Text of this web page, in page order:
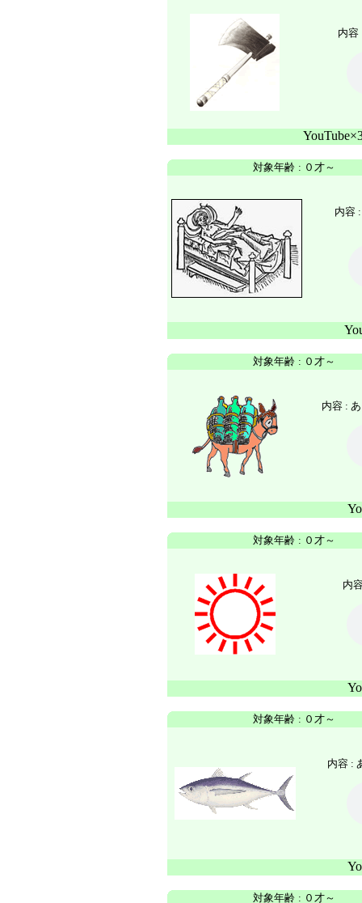
内
対象年齢 : ０才～
内容
対象年齢 : ０才～
内容 :
対象年齢 : ０才～
内
対象年齢 : ０才～
内容 :
対象年齢 : ０才～